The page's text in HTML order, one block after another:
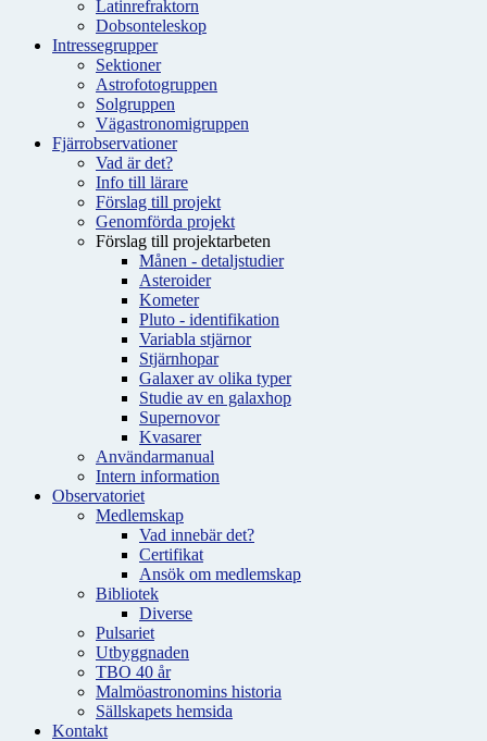
Latinrefraktorn
Dobsonteleskop
Intressegrupper
Sektioner
Astrofotogruppen
Solgruppen
Vägastronomigruppen
Fjärrobservationer
Vad är det?
Info till lärare
Förslag till projekt
Genomförda projekt
Förslag till projektarbeten
Månen - detaljstudier
Asteroider
Kometer
Pluto - identifikation
Variabla stjärnor
Stjärnhopar
Galaxer av olika typer
Studie av en galaxhop
Supernovor
Kvasarer
Användarmanual
Intern information
Observatoriet
Medlemskap
Vad innebär det?
Certifikat
Ansök om medlemskap
Bibliotek
Diverse
Pulsariet
Utbyggnaden
TBO 40 år
Malmöastronomins historia
Sällskapets hemsida
Kontakt